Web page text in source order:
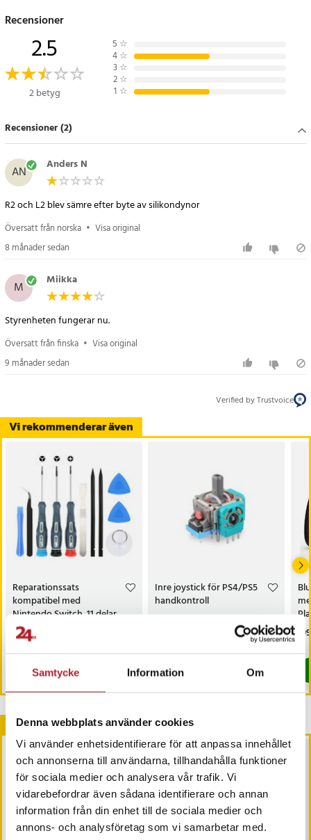
Samtycke Information Om
Denna webbplats använder cookies
Vi använder enhetsidentifierare för att anpassa innehållet
och annonserna till användarna, tillhandahålla funktioner
för sociala medier och analysera vår trafik. Vi
vidarebefordrar även sådana identifierare och annan
information från din enhet till de sociala medier och
annons- och analysföretag som vi samarbetar med.
Vi rekommenderar även
Reparationssats
kompatibel med
Nintendo Switch, 11 delar
Pris:99 kr
99 kr
Just nu har vi bara 3 kvar av denna produkt
Köp
Inre joystick för PS4/PS5
handkontroll
I lager, levereras inom 1-2 vardagar
Recensioner
2.5
2 betyg
5 ☆
4 ☆
3 ☆
2 ☆
1 ☆
Recensioner (2)
AN Anders N
R2 och L2 blev sämre efter byte av silikondynor
Översatt från norska • Visa original
8 månader sedan
M Miikka
Styrenheten fungerar nu.
Översatt från finska • Visa original
9 månader sedan
Verified by Trustvoice
Andra köpte också